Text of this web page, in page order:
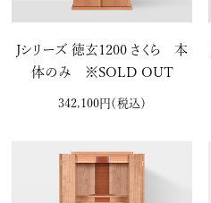
Jシリーズ 徳玄1200 さくら 本
体のみ ※SOLD OUT
342,100円 （税込）